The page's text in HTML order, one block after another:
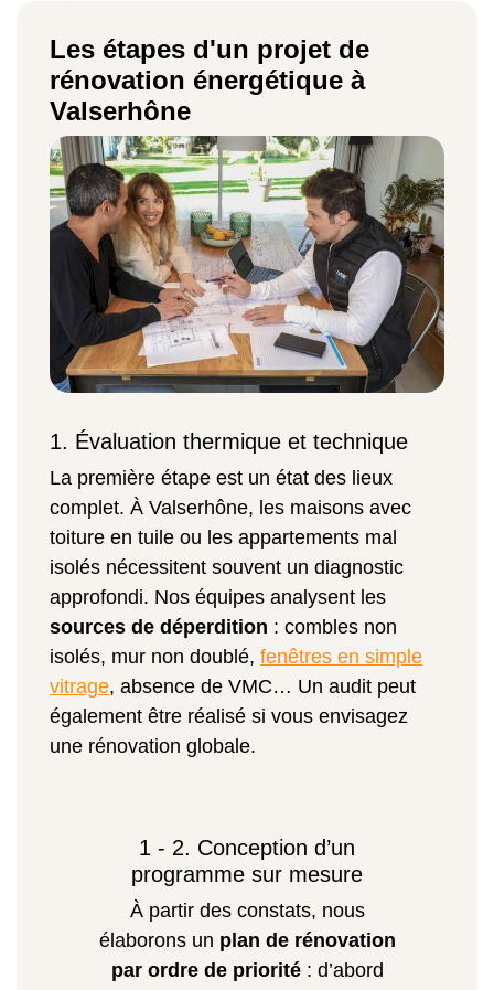
Les étapes d'un projet de
rénovation énergétique à
Valserhône
1. Évaluation thermique et technique
La première étape est un état des lieux
complet. À Valserhône, les maisons avec
toiture en tuile ou les appartements mal
isolés nécessitent souvent un diagnostic
approfondi. Nos équipes analysent les
sources de déperdition : combles non
isolés, mur non doublé, fenêtres en simple
vitrage, absence de VMC… Un audit peut
également être réalisé si vous envisagez
une rénovation globale.
1 - 2. Conception d’un
programme sur mesure
À partir des constats, nous
élaborons un plan de rénovation
par ordre de priorité: d’abord